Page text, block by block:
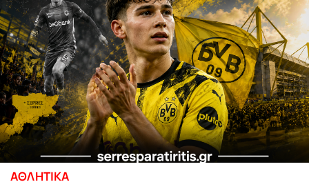
ΑΘΛΗΤΙΚΑ